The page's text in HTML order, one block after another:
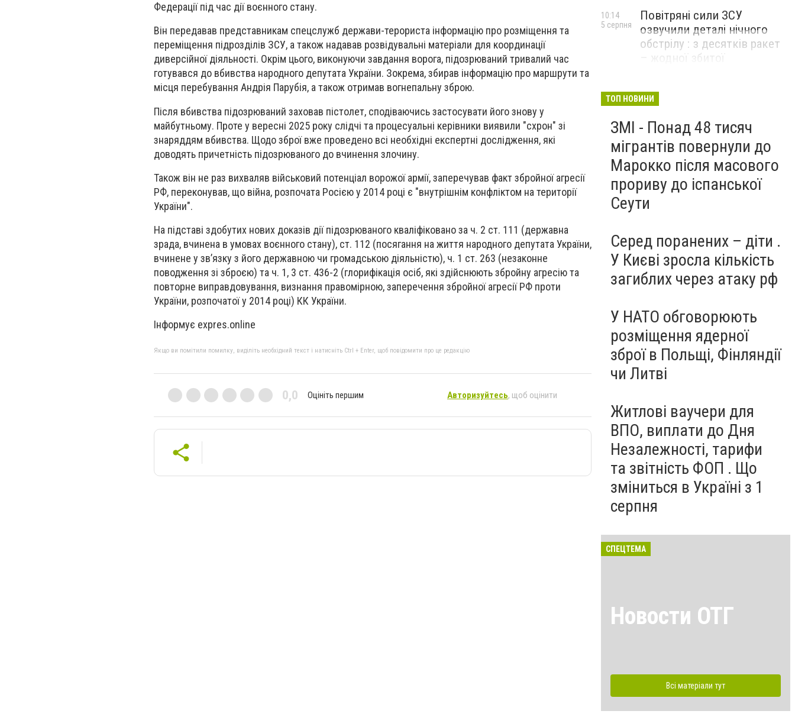
Федерації під час дії воєнного стану.
Він передавав представникам спецслужб держави-терориста інформацію про розміщення та
переміщення підрозділів ЗСУ, а також надавав розвідувальні матеріали для координації
диверсійної діяльності. Окрім цього, виконуючи завдання ворога, підозрюваний тривалий час
готувався до вбивства народного депутата України. Зокрема, збирав інформацію про маршрути та
місця перебування Андрія Парубія, а також отримав вогнепальну зброю.
Після вбивства підозрюваний заховав пістолет, сподіваючись застосувати його знову у
майбутньому. Проте у вересні 2025 року слідчі та процесуальні керівники виявили "схрон" зі
знаряддям вбивства. Щодо зброї вже проведено всі необхідні експертні дослідження, які
доводять причетність підозрюваного до вчинення злочину.
Також він не раз вихваляв військовий потенціал ворожої армії, заперечував факт збройної агресії
РФ, переконував, що війна, розпочата Росією у 2014 році є "внутрішнім конфліктом на території
України".
На підставі здобутих нових доказів дії підозрюваного кваліфіковано за ч. 2 ст. 111 (державна
зрада, вчинена в умовах воєнного стану), ст. 112 (посягання на життя народного депутата України,
вчинене у зв’язку з його державною чи громадською діяльністю), ч. 1 ст. 263 (незаконне
поводження зі зброєю) та ч. 1, 3 ст. 436-2 (глорифікація осіб, які здійснюють збройну агресію та
повторне виправдовування, визнання правомірною, заперечення збройної агресії РФ проти
України, розпочатої у 2014 році) КК України.
Інформує expres.online
Якщо ви помітили помилку, виділіть необхідний текст і натисніть Ctrl + Enter, щоб повідомити про це редакцію
0,0 Оцініть першим Авторизуйтесь, щоб оцінити
Повітряні сили ЗСУ
озвучили деталі нічного
обстрілу : з десятків ракет
– жодної збитої
10:14
5 серпня
ТОП НОВИНИ
ЗМІ - Понад 48 тисяч
мігрантів повернули до
Марокко після масового
прориву до іспанської
Сеути
Серед поранених – діти .
У Києві зросла кількість
загиблих через атаку рф
У НАТО обговорюють
розміщення ядерної
зброї в Польщі, Фінляндії
чи Литві
Житлові ваучери для
ВПО, виплати до Дня
Незалежності, тарифи
та звітність ФОП . Що
зміниться в Україні з 1
серпня
СПЕЦТЕМА
Новости ОТГ
Всі матеріали тут